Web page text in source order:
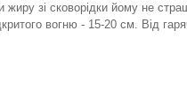
жиру зі сковорідки йому не
вогню - 15-20 см. Від